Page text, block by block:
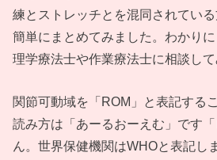
練とストレッチとを混同されている
簡単にまとめてみました。わかり
理学療法士や作業療法士に相談して
関節可動域を「ROM」と表記する
読み方は「あーるおーえむ」です
ん。世界保健機関はWHOと表記し